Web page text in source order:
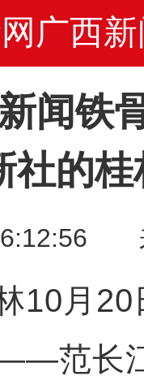
广西新
闻
社的
月20
范长